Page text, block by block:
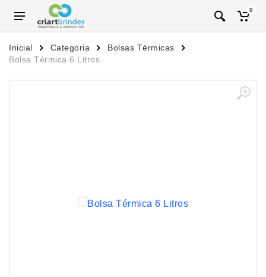
0
Inicial Categoria
Bolsas Térmicas
Bolsa Térmica 6 Litros